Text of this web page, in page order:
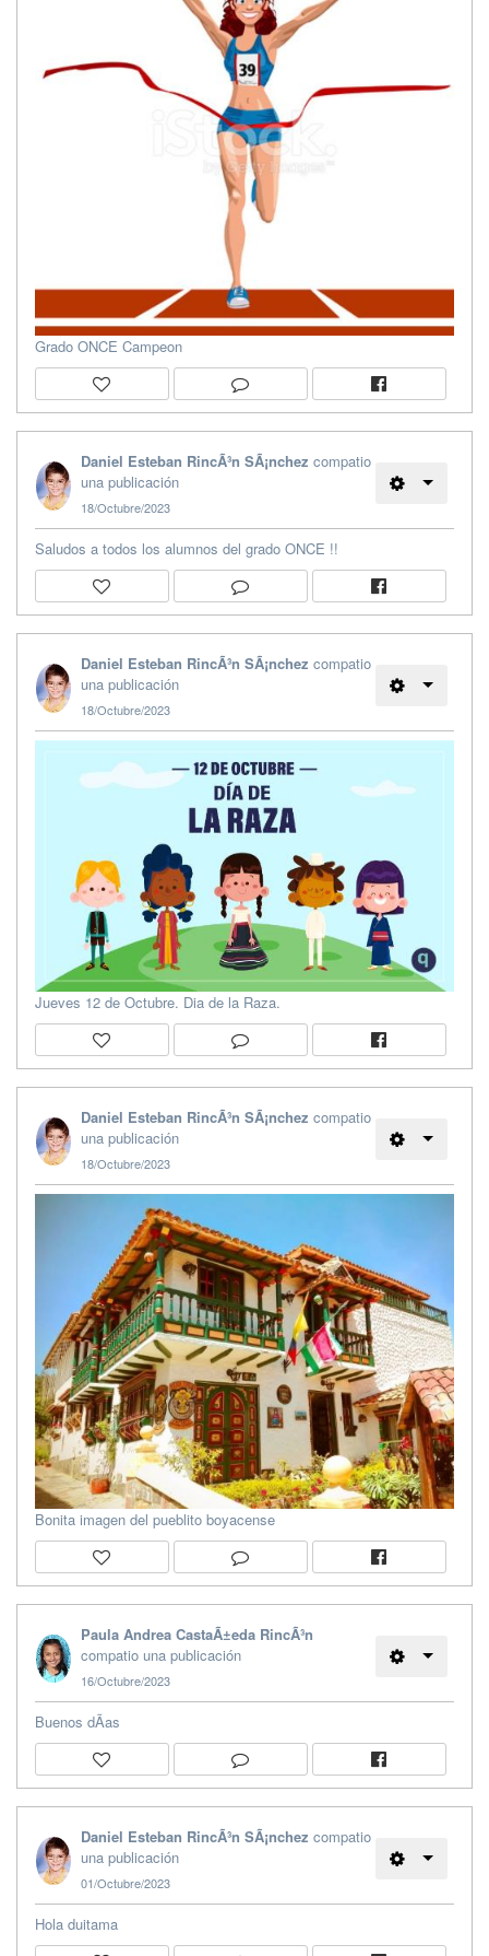
Grado ONCE Campeon
Daniel Esteban RincÃ³n SÃ¡nchez compatio
una publicación
18/Octubre/2023
Saludos a todos los alumnos del grado ONCE !!
Daniel Esteban RincÃ³n SÃ¡nchez compatio
una publicación
18/Octubre/2023
Jueves 12 de Octubre. Dia de la Raza.
Daniel Esteban RincÃ³n SÃ¡nchez compatio
una publicación
18/Octubre/2023
Bonita imagen del pueblito boyacense
Paula Andrea CastaÃ±eda RincÃ³n
compatio una publicación
16/Octubre/2023
Buenos dÃ­as
Daniel Esteban RincÃ³n SÃ¡nchez compatio
una publicación
01/Octubre/2023
Hola duitama